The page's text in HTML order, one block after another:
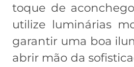
toque de
utilize luminárias
garantir uma boa
abrir mão da